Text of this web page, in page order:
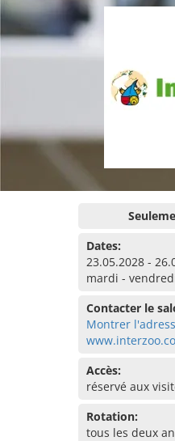
Dates:
23.05.2028 -
mardi -
Contacter le
Montrer
Accès:
réservé aux
Rotation:
tous les deux